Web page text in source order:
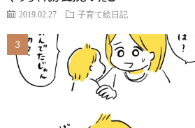
2019.02.27 子育て絵日記